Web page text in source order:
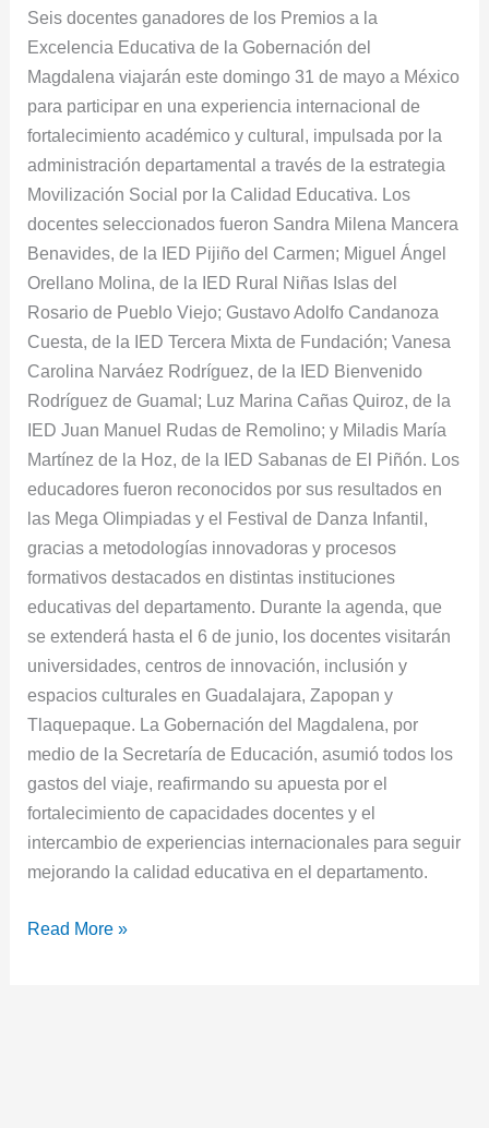
Seis docentes ganadores de los Premios a la
Excelencia Educativa de la Gobernación del
Magdalena viajarán este domingo 31 de mayo a México
para participar en una experiencia internacional de
fortalecimiento académico y cultural, impulsada por la
administración departamental a través de la estrategia
Movilización Social por la Calidad Educativa. Los
docentes seleccionados fueron Sandra Milena Mancera
Benavides, de la IED Pijiño del Carmen; Miguel Ángel
Orellano Molina, de la IED Rural Niñas Islas del
Rosario de Pueblo Viejo; Gustavo Adolfo Candanoza
Cuesta, de la IED Tercera Mixta de Fundación; Vanesa
Carolina Narváez Rodríguez, de la IED Bienvenido
Rodríguez de Guamal; Luz Marina Cañas Quiroz, de la
IED Juan Manuel Rudas de Remolino; y Miladis María
Martínez de la Hoz, de la IED Sabanas de El Piñón. Los
educadores fueron reconocidos por sus resultados en
las Mega Olimpiadas y el Festival de Danza Infantil,
gracias a metodologías innovadoras y procesos
formativos destacados en distintas instituciones
educativas del departamento. Durante la agenda, que
se extenderá hasta el 6 de junio, los docentes visitarán
universidades, centros de innovación, inclusión y
espacios culturales en Guadalajara, Zapopan y
Tlaquepaque. La Gobernación del Magdalena, por
medio de la Secretaría de Educación, asumió todos los
gastos del viaje, reafirmando su apuesta por el
fortalecimiento de capacidades docentes y el
intercambio de experiencias internacionales para seguir
mejorando la calidad educativa en el departamento.
Magdalena
y
premia
con
inmersión
académica
internacional
en
México
Read More »